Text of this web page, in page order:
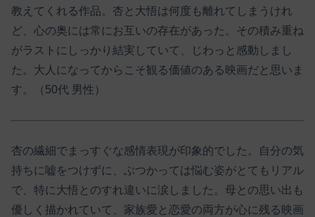
教えてくれる作品。杏と大悟は何度も離れてしまうけれ
ど、心の奥には常にお互いの存在があった。その積み重ね
がラストにしっかり結実していて、じわっと感動しまし
た。大人になってからこそ観る価値のある映画だと思いま
す。（50代 男性）
杏の繊細でまっすぐな感情表現が印象的でした。自分の気
持ちに嘘をつけずに、ぶつかっては悩む姿がとてもリアル
で、特に大悟とのすれ違いに涙しました。母との思い出も
優しく描かれていて、家族愛と恋愛の両方が心に残る映画